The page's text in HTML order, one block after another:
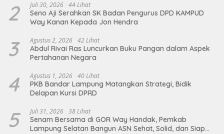
2 Juli 30, 2026 44 Lihat
Seno Aji Serahkan SK Badan Pengurus DPD KAMPUD
Way Kanan Kepada Jon Hendra
3 Agustus 2, 2026 42 Lihat
Abdul Rivai Ras Luncurkan Buku Pangan dalam Aspek
Pertahanan Negara
4 Agustus 1, 2026 40 Lihat
PKB Bandar Lampung Matangkan Strategi, Bidik
Delapan Kursi DPRD
5 Juli 31, 2026 38 Lihat
Senam Bersama di GOR Way Handak, Pemkab
Lampung Selatan Bangun ASN Sehat, Solid, dan Siap